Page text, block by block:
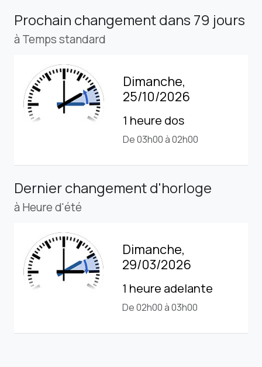
Prochain changementdans 79 jours
à Temps standard
Dimanche,
25/10/2026
1 heure dos
De 03h00 à 02h00
Dernier changement d'horloge
à Heure d'été
Dimanche,
29/03/2026
1 heure adelante
De 02h00 à 03h00